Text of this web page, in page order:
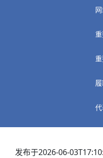
发布于2026-06-